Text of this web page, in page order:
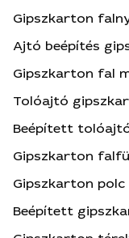
Gipszkarton
Ajtó beépítés
Gipszkarton fal
Tolóajtó
Beépített
Gipszkarton
Gipszkarton polc
Beépített